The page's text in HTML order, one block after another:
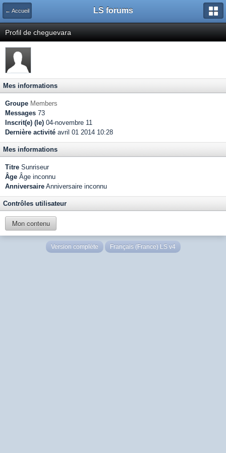
← Accueil LS forums
Profil de cheguevara
Mes informations
Groupe Members
Messages 73
Inscrit(e) (le) 04-novembre 11
Dernière activité avril 01 2014 10:28
Mes informations
Titre Sunriseur
Âge Âge inconnu
Anniversaire Anniversaire inconnu
Contrôles utilisateur
Mon contenu
Version complète Français (France) LS v4